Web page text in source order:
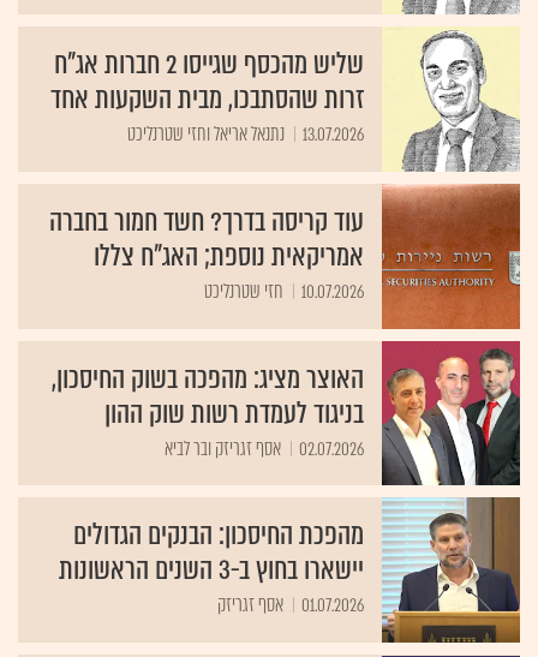
שליש מהכסף שגייסו 2 חברות אג"ח
זרות שהסתבכו, מבית השקעות אחד
13.07.2026 נתנאל אריאל וחזי שטרנליכט
עוד קריסה בדרך? חשד חמור בחברה
אמריקאית נוספת; האג"ח צללו
10.07.2026 חזי שטרנליכט
האוצר מציג: מהפכה בשוק החיסכון,
בניגוד לעמדת רשות שוק ההון
02.07.2026 אסף זגריזק ובר לביא
מהפכת החיסכון: הבנקים הגדולים
יישארו בחוץ ב-3 השנים הראשונות
01.07.2026 אסף זגריזק